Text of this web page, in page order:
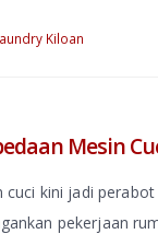
Kiloan
Mesin
cuci kini jadi
pekerjaan